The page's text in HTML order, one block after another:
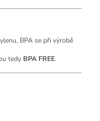
BPA se při výrobě
tedy BPA FREE.